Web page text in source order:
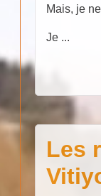
Mais, je
Je ...
Les